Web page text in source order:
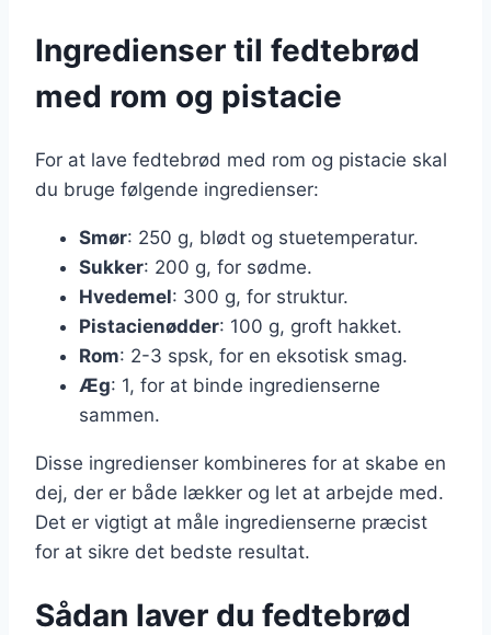
Ingredienser til fedtebrød
med rom og pistacie
For at lave fedtebrød med rom og pistacie skal
du bruge følgende ingredienser:
Smør: 250 g, blødt og stuetemperatur.
Sukker: 200 g, for sødme.
Hvedemel: 300 g, for struktur.
Pistacienødder: 100 g, groft hakket.
Rom: 2-3 spsk, for en eksotisk smag.
Æg: 1, for at binde ingredienserne
sammen.
Disse ingredienser kombineres for at skabe en
dej, der er både lækker og let at arbejde med.
Det er vigtigt at måle ingredienserne præcist
for at sikre det bedste resultat.
Sådan laver du fedtebrød